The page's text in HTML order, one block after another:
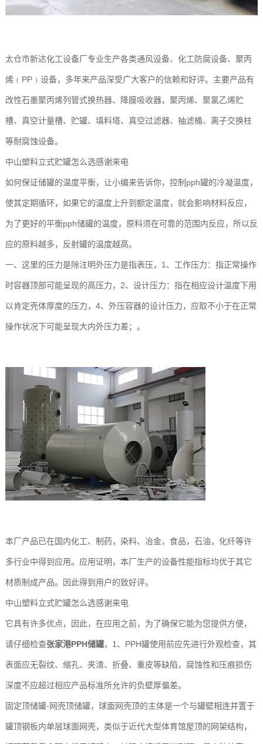
太仓市新达化工设备厂专业生产各类通风设备、化工防腐设备、聚丙
烯﹙PP﹚设备，多年来产品深受广大客户的信赖和好评。主要产品有
改性石墨聚丙烯列管式换热器、降膜吸收器，聚丙烯、聚氯乙烯贮
槽、真空计量槽、贮罐、填料塔、真空过滤器、抽滤桶、离子交换柱
等耐腐蚀设备。
中山塑料立式贮罐怎么选感谢来电
如何保证储罐的温度平衡，让小编来告诉你，控制pph罐的冷凝温度，
使其定期循环，如果它的温度上升到额定温度，就会影响材料反应，
为了更好的平衡pph储罐的温度，原料须在可靠的范围内反应，所以反
应的原料越多，反射罐的温度越高。
一、这里的压力是除注明外压力是指表压，1、工作压力：指正常操作
时容器顶部可能呈现的高压力，2、设计压力：指在相应设计温度下用
以肯定壳体厚度的压力，4、外压容器的设计压力，应取不小于在正常
操作状况下可能呈现大内外压力差；。
本厂产品已在国内化工、制药，染料、冶金，食品，石油，化纤等许
多行业中得到应用。应用证明，本厂生产的设备性能指标均优于其它
材质制成产品。因此得到用户的致好评。
中山塑料立式贮罐怎么选感谢来电
它具有许多优点，因此，在应用之前，为了确保它能为您提供方便，
请仔细检查张家港PPH储罐，1、PPH罐使用前应先进行外观检查，其
表面应无裂纹、缩孔、夹渣、折叠、重皮等缺陷，腐蚀性和压痕损伤
深度不应超过相应产品标准所允许的负壁厚偏差。
固定顶储罐-网壳顶储罐，球面网壳顶的主体是一个与罐壁相连并置于
罐顶钢板内单层球面网壳，类似于近代大型体育馆屋顶的网架结构，